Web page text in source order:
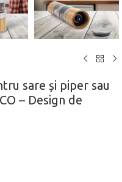
sare și piper sau
– Design de